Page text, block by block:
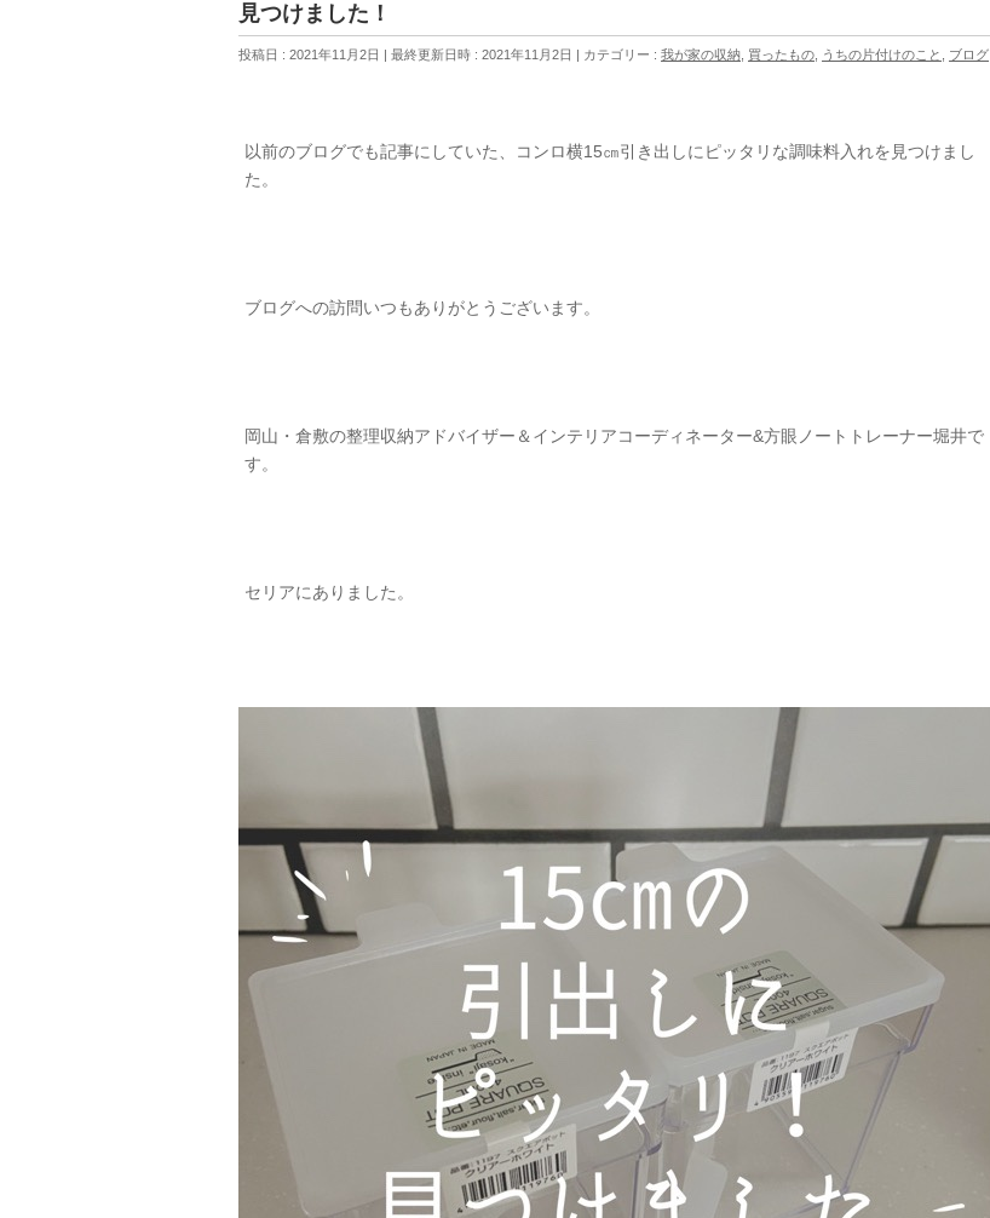
見つけました！
投稿日 : 2021年11月2日 最終更新日時 : 2021年11月2日 カテゴリー : 我が家の収納 買ったもの うちの片付けのこと ブログ
以前のブログでも記事にしていた、コンロ横15㎝引き出しにピッタリな調味料入れを見つけまし
た。
ブログへの訪問いつもありがとうございます。
岡山・倉敷の整理収納アドバイザー＆インテリアコーディネーター&方眼ノートトレーナー堀井で
す。
セリアにありました。